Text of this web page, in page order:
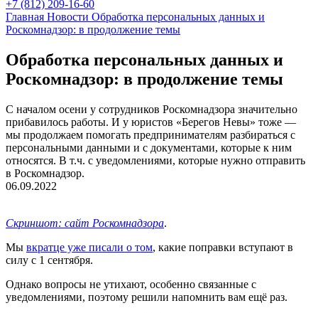
+7 (812) 209-16-60
Главная Новости Обработка персональных данных и
Роскомнадзор: в продолжение темы
Обработка персональных данных и
Роскомнадзор: в продолжение темы
С началом осени у сотрудников Роскомнадзора значительно
прибавилось работы. И у юристов «Берегов Невы» тоже —
мы продолжаем помогать предпринимателям разбираться с
персональными данными и с документами, которые к ним
относятся. В т.ч. с уведомлениями, которые нужно отправить
в Роскомнадзор.
06.09.2022
Скриншот: сайт Роскомнадзора.
Мы вкратце уже писали о том, какие поправки вступают в
силу с 1 сентября.
Однако вопросы не утихают, особенно связанные с
уведомлениями, поэтому решили напомнить вам ещё раз.